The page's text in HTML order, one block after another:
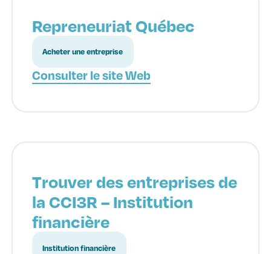
Repreneuriat Québec
Acheter une entreprise
Consulter le site Web
Trouver des entreprises de
la CCI3R – Institution
financière
Institution financière